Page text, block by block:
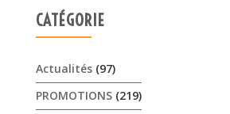
CATÉGORIE
Actualités(97)
PROMOTIONS(219)